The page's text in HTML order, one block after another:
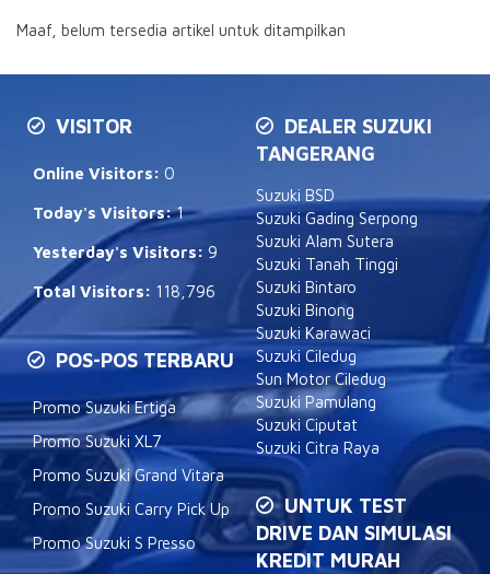
Maaf, belum tersedia artikel untuk ditampilkan
VISITOR
Online Visitors: 0
Today's Visitors:1
Yesterday's Visitors: 9
Total Visitors: 118,796
POS-POS TERBARU
Promo Suzuki Ertiga
Promo Suzuki XL7
Promo Suzuki Grand Vitara
Promo Suzuki Carry Pick Up
Promo Suzuki S Presso
DEALER SUZUKI
TANGERANG
Suzuki BSD
Suzuki Gading Serpong
Suzuki Alam Sutera
Suzuki Tanah Tinggi
Suzuki Bintaro
Suzuki Binong
Suzuki Karawaci
Suzuki Ciledug
Sun Motor Ciledug
Suzuki Pamulang
Suzuki Ciputat
Suzuki Citra Raya
UNTUK TEST
DRIVE DAN SIMULASI
KREDIT MURAH